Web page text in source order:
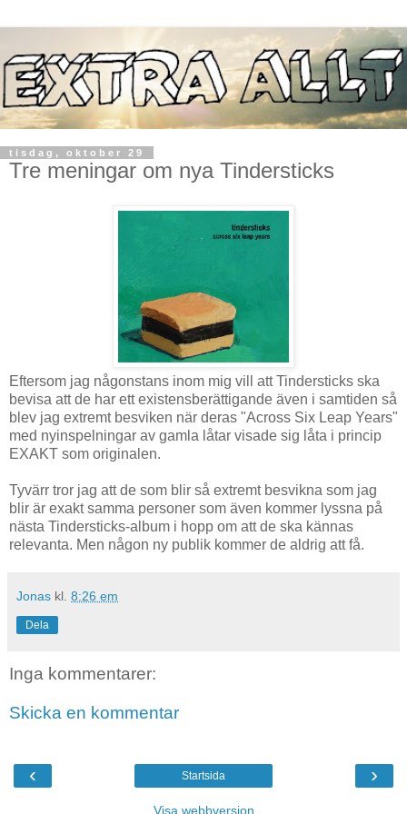
tisdag, oktober 29
Tre meningar om nya Tindersticks
Eftersom jag någonstans inom mig vill att Tindersticks ska
bevisa att de har ett existensberättigande även i samtiden så
blev jag extremt besviken när deras "Across Six Leap Years"
med nyinspelningar av gamla låtar visade sig låta i princip
EXAKT som originalen.
Tyvärr tror jag att de som blir så extremt besvikna som jag
blir är exakt samma personer som även kommer lyssna på
nästa Tindersticks-album i hopp om att de ska kännas
relevanta. Men någon ny publik kommer de aldrig att få.
Jonas kl. 8:26 em
Dela
Inga kommentarer:
Skicka en kommentar
‹ ›
Startsida
Visa webbversion